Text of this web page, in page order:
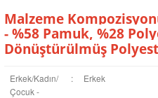
Malzeme
- %58 Pamuk, %28
Dönüştürülmüş
Erkek/Kadın/
Çocuk -
: Erkek